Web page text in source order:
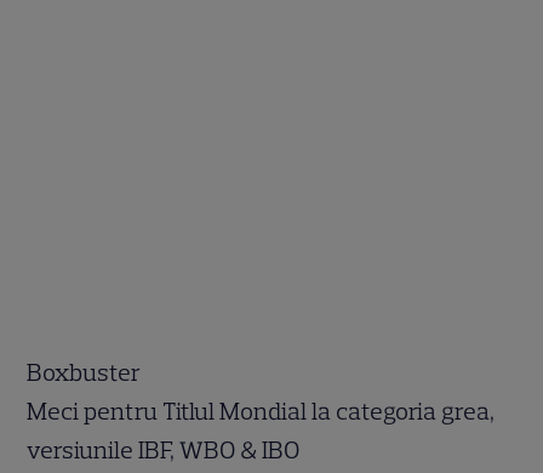
Boxbuster
Meci pentru Titlul Mondial la categoria grea,
versiunile IBF, WBO & IBO